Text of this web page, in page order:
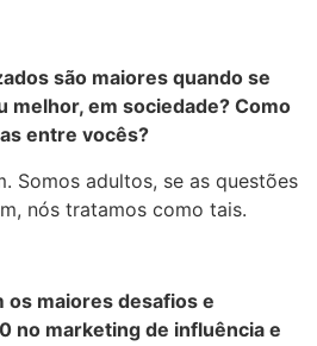
são maiores quando se
melhor, em sociedade? Como
entre vocês?
Somos adultos, se as questões
nós tratamos como tais.
os maiores desafios e
no marketing de influência e